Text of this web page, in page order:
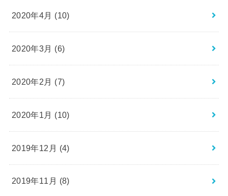
2020年4月 (10)
2020年3月 (6)
2020年2月 (7)
2020年1月 (10)
2019年12月 (4)
2019年11月 (8)